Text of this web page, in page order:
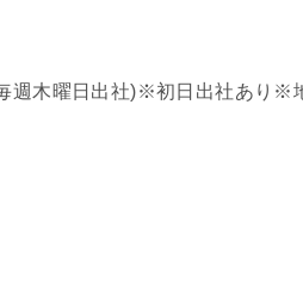
週木曜日出社)※初日出社あり※